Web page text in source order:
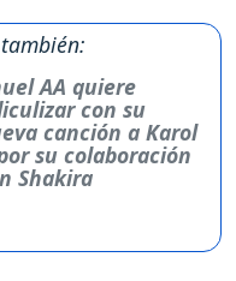
AA quiere
con su
canción a Karol
su colaboración
Shakira